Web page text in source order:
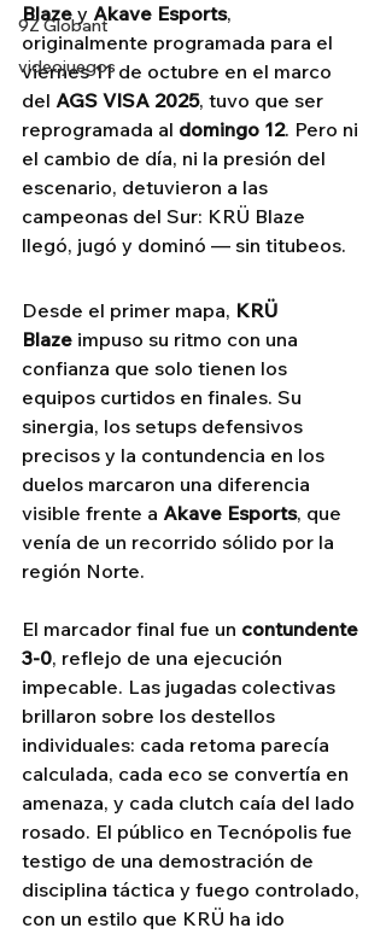
9Z Globant
videojuegos
Blaze y Akave Esports,
originalmente programada para el
viernes 11 de octubre en el marco
del AGS VISA 2025, tuvo que ser
reprogramada al domingo 12. Pero ni
el cambio de día, ni la presión del
escenario, detuvieron a las
campeonas del Sur: KRÜ Blaze
llegó, jugó y dominó — sin titubeos.
Desde el primer mapa, KRÜ
Blaze impuso su ritmo con una
confianza que solo tienen los
equipos curtidos en finales. Su
sinergia, los setups defensivos
precisos y la contundencia en los
duelos marcaron una diferencia
visible frente a Akave Esports, que
venía de un recorrido sólido por la
región Norte.
El marcador final fue un contundente
3-0, reflejo de una ejecución
impecable. Las jugadas colectivas
brillaron sobre los destellos
individuales: cada retoma parecía
calculada, cada eco se convertía en
amenaza, y cada clutch caía del lado
rosado. El público en Tecnópolis fue
testigo de una demostración de
disciplina táctica y fuego controlado,
con un estilo que KRÜ ha ido